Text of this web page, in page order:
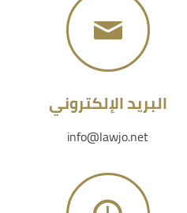
البريد الإلكتروني
info@lawjo.net